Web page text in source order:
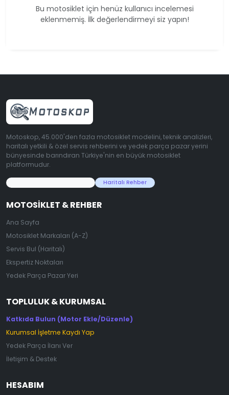
Bu motosiklet için henüz kullanıcı incelemesi
eklenmemiş. İlk değerlendirmeyi siz yapın!
Motoskop, 45.000'den fazla motosiklet modelini, teknik analizleri,
haritalı yetkili & özel servis rehberini ve yedek parça pazar yerini
bünyesinde barındıran Türkiye'nin en büyük motosiklet
platformudur.
Haritalı Rehber
MOTOSIKLET & REHBER
Ana Sayfa
Motosiklet Markaları (A-Z)
Servis Bul (Haritalı)
Ekspertiz Noktaları
Yedek Parça Pazar Yeri
TOPLULUK & KURUMSAL
Katkıda Bulun (Motor Ekle/Düzenle)
Kurumsal İşletme Kaydı Yap
Yedek Parça İlanı Ver
İletişim & Destek
HESABIM